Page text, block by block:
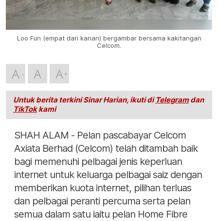
Loo Fun (empat dari kanan) bergambar bersama kakitangan
Celcom.
A A A
Untuk berita terkini Sinar Harian, ikuti di Telegramdan
TikTokkami
SHAH ALAM - Pelan pascabayar Celcom
Axiata Berhad (Celcom) telah ditambah baik
bagi memenuhi pelbagai jenis keperluan
internet untuk keluarga pelbagai saiz dengan
memberikan kuota internet, pilihan terluas
dan pelbagai peranti percuma serta pelan
semua dalam satu iaitu pelan Home Fibre